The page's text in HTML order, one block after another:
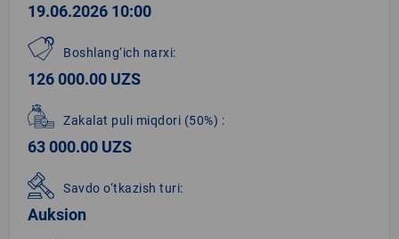
19.06.2026 10:00
Boshlang‘ich narxi:
126 000.00 UZS
Zakalat puli miqdori (50%) :
63 000.00 UZS
Savdo o‘tkazish turi:
Auksion